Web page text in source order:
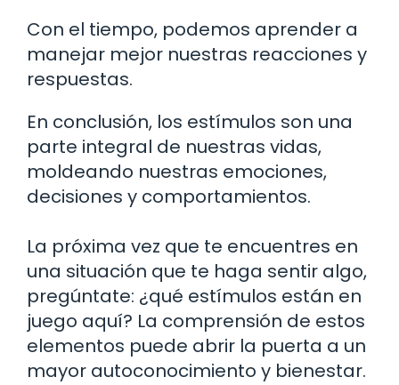
Con el tiempo, podemos aprender a
manejar mejor nuestras reacciones y
respuestas.
En conclusión, los estímulos son una
parte integral de nuestras vidas,
moldeando nuestras emociones,
decisiones y comportamientos.
La próxima vez que te encuentres en
una situación que te haga sentir algo,
pregúntate: ¿qué estímulos están en
juego aquí? La comprensión de estos
elementos puede abrir la puerta a un
mayor autoconocimiento y bienestar.